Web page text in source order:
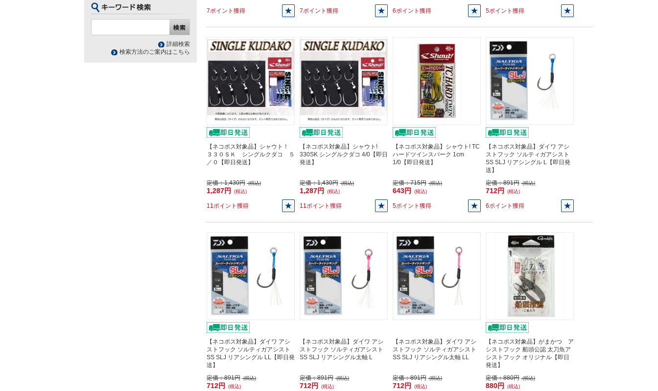
7ポイント獲得 7ポイント獲得 6ポイント獲得 5ポイント獲得
【ネコポス対象品】シャウト！
３３０ＳＫ シングルクダコ ５
／０【即日発送】
定価：1,430円 (税込)
1,287円 (税込)
11ポイント獲得
【ネコポス対象品】シャウト!
330SK シングルクダコ 4/0【即日
発送】
定価：1,430円 (税込)
1,287円 (税込)
11ポイント獲得
【ネコポス対象品】シャウト! TC
ハードツインスパーク 1cm
1/0【即日発送】
定価：715円 (税込)
643円 (税込)
5ポイント獲得
【ネコポス対象品】ダイワ アシ
ストフック ソルティガアシスト
SS SLJ リアシングル L【即日発
送】
定価：891円 (税込)
712円 (税込)
6ポイント獲得
【ネコポス対象品】ダイワ アシ
ストフック ソルティガアシスト
SS SLJ リアシングル LL【即日発
送】
定価：891円 (税込)
712円 (税込)
【ネコポス対象品】ダイワ アシ
ストフック ソルティガアシスト
SS SLJ リアシングル太軸 L
定価：891円 (税込)
712円 (税込)
【ネコポス対象品】ダイワ アシ
ストフック ソルティガアシスト
SS SLJ リアシングル太軸 LL
定価：891円 (税込)
712円 (税込)
【ネコポス対象品】がまかつ ア
シストフック 船頭公認 太刀魚ア
シストフック オリジナル【即日
発送】
定価：880円 (税込)
880円 (税込)
詳細検索
検索方法のご案内はこちら